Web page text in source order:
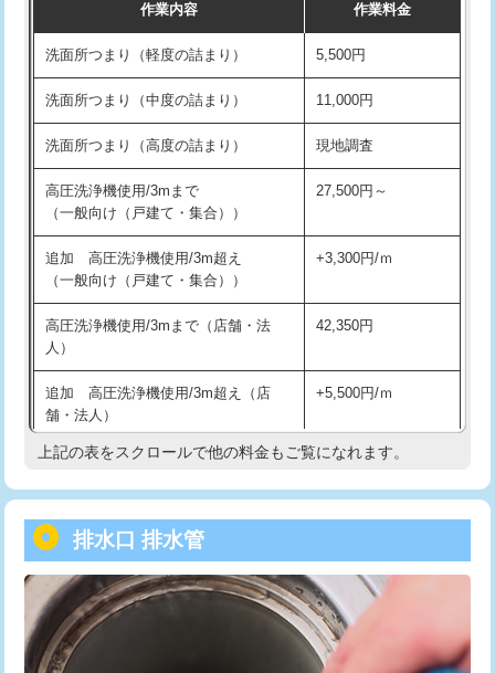
モルタル補修（厚さ10㎝まで） 27,500円
モルタル補修（厚さ10㎝超え） 38,500円
洗面台設置 38,500円
バスタブ設置 現場見積
追加人工 16,500円
廃棄・処分
※給水管工事は20mmまでの価格です。
持込商品取付（単水栓） 13,200円
持込商品取付（混合水栓） 16,500円
持込商品取付（浄水器・分岐水栓） 16,500円
給水管工事※（ホール加工) 16,500円
給水管工事※（バンド止め)
給水管工事※（支持金具設置) 5,500円
給水管工事※（保温材使用（バンド止
め込み）)
5,500円
給水管工事※（土の掘削・埋め戻し作
業)
11,000円
給水管工事※（塩ビ管（VP・HI）使
用/3ｍまで)
用（追加）/3ｍ超え)
給水管工事※（ライニング鋼管・銅
管・ポリ管・HT管使用/3ｍまで)
44,000円
給水管工事※（ライニング鋼管・銅
管・ポリ管・HT管使用/3ｍ超え)
+8,800円
作業内容 作業料金
洗面所つまり（軽度の詰まり） 5,500円
洗面所つまり（中度の詰まり） 11,000円
洗面所つまり（高度の詰まり） 現地調査
高圧洗浄機使用/3mまで
（一般向け（戸建て・集合））
27,500円～
追加 高圧洗浄機使用/3m超え
（一般向け（戸建て・集合））
+3,300円/ｍ
高圧洗浄機使用/3mまで（店舗・法
人）
42,350円
追加 高圧洗浄機使用/3m超え（店
舗・法人）
+5,500円/ｍ
高度高圧洗浄換 現地調査
トーラー機使用/3mまで
追加トーラー機使用/3m超え +3,300円
カメラ調査 33,000円
上記の表をスクロールで他の料金もご覧になれます。
排水口 排水管